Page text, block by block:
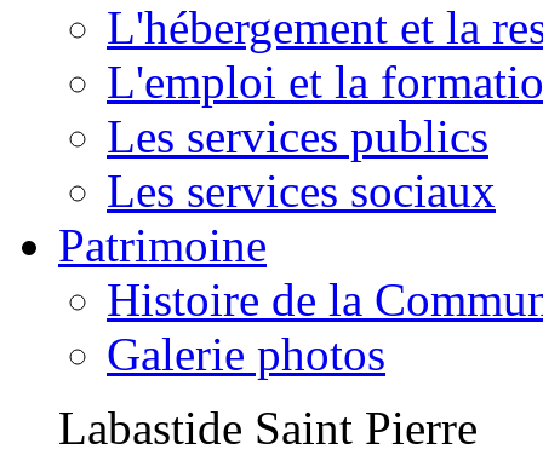
L'hébergement et la
L'emploi et la
Les services publics
Les services sociaux
Patrimoine
Histoire de la
Galerie photos
Labastide Saint Pierre